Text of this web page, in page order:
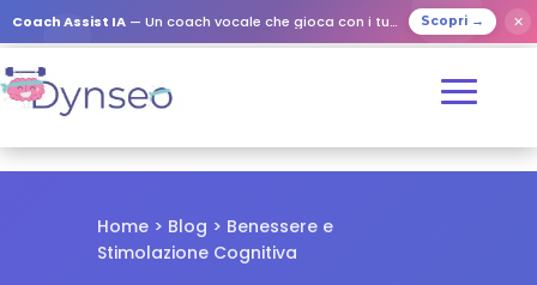
Coach Assist IA — Un coach vocale che gioca con i tuoi cari Scopri → ✕
Home > Blog > Benessere e
Stimolazione Cognitiva